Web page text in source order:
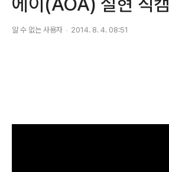
알 수 없는 사용자 2014. 8. 4. 08:51